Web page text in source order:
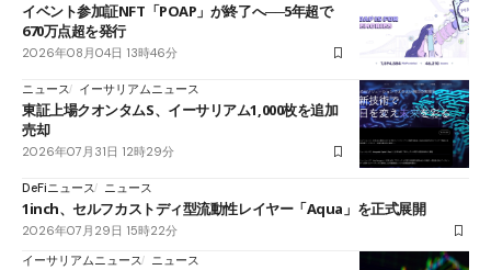
イベント参加証NFT「POAP」が終了へ──5年超で
670万点超を発行
2026年08月04日 13時46分
ニュース イーサリアムニュース
東証上場クオンタムS、イーサリアム1,000枚を追加
売却
2026年07月31日 12時29分
DeFiニュース ニュース
1inch、セルフカストディ型流動性レイヤー「Aqua」を正式展開
2026年07月29日 15時22分
イーサリアムニュース
ニュース